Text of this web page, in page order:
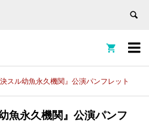


スル幼魚永久機関』公演パンフレット
魚永久機関』公演パンフ